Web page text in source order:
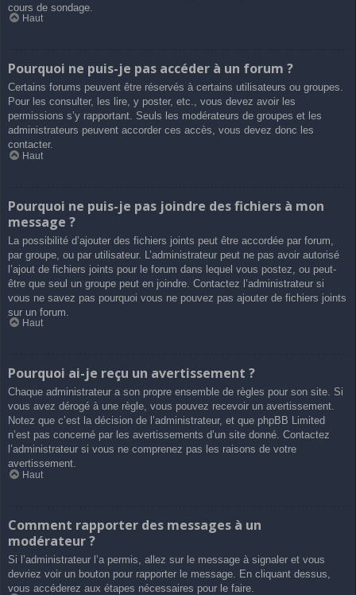
cours de sondage.
Haut
Pourquoi ne puis-je pas accéder à un forum ?
Certains forums peuvent être réservés à certains utilisateurs ou groupes.
Pour les consulter, les lire, y poster, etc., vous devez avoir les
permissions s’y rapportant. Seuls les modérateurs de groupes et les
administrateurs peuvent accorder ces accès, vous devez donc les
contacter.
Haut
Pourquoi ne puis-je pas joindre des fichiers à mon
message ?
La possibilité d’ajouter des fichiers joints peut être accordée par forum,
par groupe, ou par utilisateur. L’administrateur peut ne pas avoir autorisé
l’ajout de fichiers joints pour le forum dans lequel vous postez, ou peut-
être que seul un groupe peut en joindre. Contactez l’administrateur si
vous ne savez pas pourquoi vous ne pouvez pas ajouter de fichiers joints
sur un forum.
Haut
Pourquoi ai-je reçu un avertissement ?
Chaque administrateur a son propre ensemble de règles pour son site. Si
vous avez dérogé à une règle, vous pouvez recevoir un avertissement.
Notez que c’est la décision de l’administrateur, et que phpBB Limited
n’est pas concerné par les avertissements d’un site donné. Contactez
l’administrateur si vous ne comprenez pas les raisons de votre
avertissement.
Haut
Comment rapporter des messages à un
modérateur ?
Si l’administrateur l’a permis, allez sur le message à signaler et vous
devriez voir un bouton pour rapporter le message. En cliquant dessus,
vous accéderez aux étapes nécessaires pour le faire.